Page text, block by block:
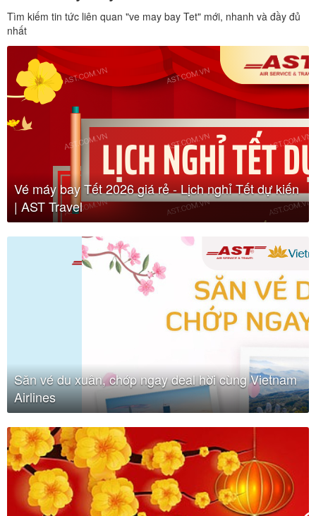
Tìm kiếm tin tức liên quan "ve may bay Tet" mới, nhanh và đầy đủ
nhất
Vé máy bay Tết 2026 giá rẻ - Lịch nghỉ Tết dự kiến
| AST Travel
Săn vé du xuân, chớp ngay deal hời cùng Vietnam
Airlines